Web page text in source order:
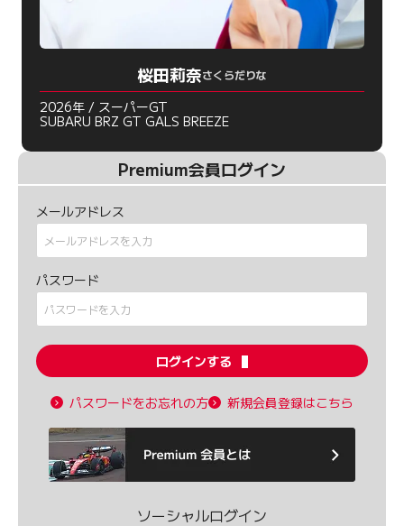
桜田莉奈さくらだりな
2026年 / スーパーGT
SUBARU BRZ GT GALS BREEZE
Premium会員ログイン
メールアドレス
パスワード
ログインする
パスワードをお忘れの方 新規会員登録はこちら
ソーシャルログイン